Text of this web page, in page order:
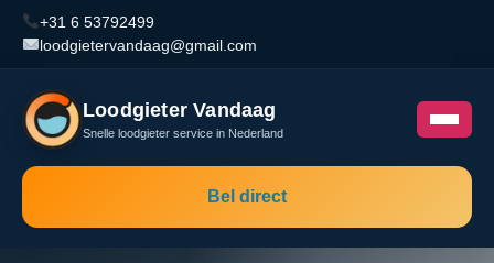
+31 6 53792499
loodgietervandaag@gmail.com
Loodgieter Vandaag
Snelle loodgieter service in Nederland
Bel direct